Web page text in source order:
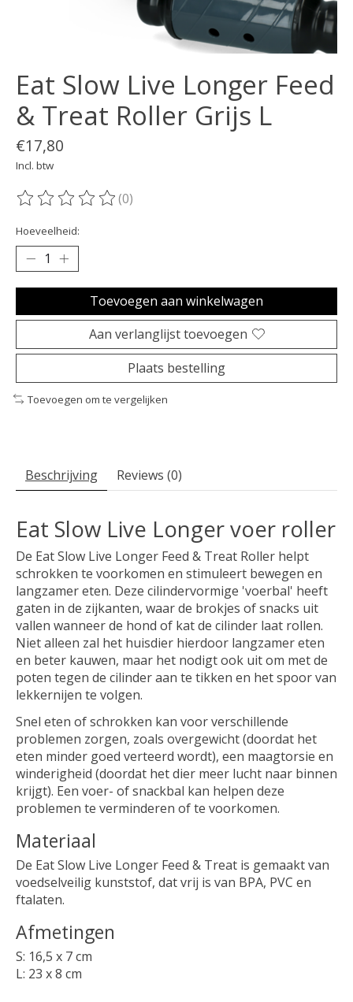
Eat Slow Live Longer Feed
& Treat Roller Grijs L
€17,80
Incl. btw
De beoordeling van dit product is
(0)
Hoeveelheid:
Toevoegen aan winkelwagen
Aan verlanglijst toevoegen
Plaats bestelling
Toevoegen om te vergelijken
Beschrijving Reviews (0)
Eat Slow Live Longer voer roller
De Eat Slow Live Longer Feed & Treat Roller helpt
schrokken te voorkomen en stimuleert bewegen en
langzamer eten. Deze cilindervormige 'voerbal' heeft
gaten in de zijkanten, waar de brokjes of snacks uit
vallen wanneer de hond of kat de cilinder laat rollen.
Niet alleen zal het huisdier hierdoor langzamer eten
en beter kauwen, maar het nodigt ook uit om met de
poten tegen de cilinder aan te tikken en het spoor van
lekkernijen te volgen.
Snel eten of schrokken kan voor verschillende
problemen zorgen, zoals overgewicht (doordat het
eten minder goed verteerd wordt), een maagtorsie en
winderigheid (doordat het dier meer lucht naar binnen
krijgt). Een voer- of snackbal kan helpen deze
problemen te verminderen of te voorkomen.
Materiaal
De Eat Slow Live Longer Feed & Treat is gemaakt van
voedselveilig kunststof, dat vrij is van BPA, PVC en
ftalaten.
Afmetingen
S: 16,5 x 7 cm
L: 23 x 8 cm